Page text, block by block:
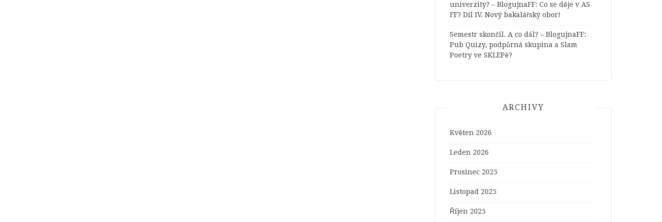
univerzity? – BlogujnaFF: Co se děje v AS
FF? Díl IV. Nový bakalářský obor!
Semestr skončil. A co dál? – BlogujnaFF:
Pub Quizy, podpůrná skupina a Slam
Poetry ve SKLEPě?
ARCHIVY
Květen 2026
Leden 2026
Prosinec 2025
Listopad 2025
Říjen 2025